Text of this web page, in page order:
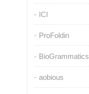
ICl
ProFoldin
BioGrammatics
aobious